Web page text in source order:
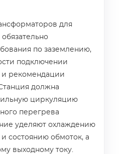
для
по заземлению,
подключении
и рекомендации
должна
циркуляцию
перегрева
уделяют охлаждению
состоянию обмоток, а
выходному току.